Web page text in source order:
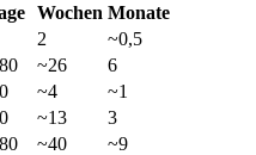
Wochen Monate
2
~0,5
~26
6
~4
~1
~13
3
~40
~9